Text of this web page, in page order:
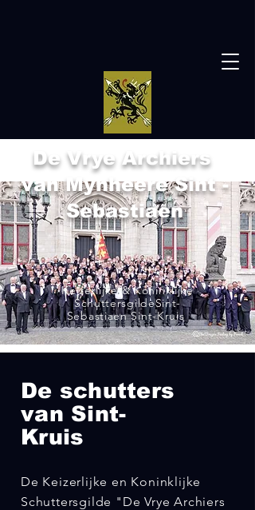
De Vrye Archiers
van Mynheere Sint -
Sebastiaen
Keizerlijke & Koninklijke
SchuttersgildeSint-
Sebastiaen Sint-Kruis
De schutters
van Sint-
Kruis
De Keizerlijke en Koninklijke
Schuttersgilde "De Vrye Archiers